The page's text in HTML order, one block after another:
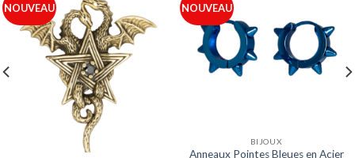
NOUVEAU
à ma
liste
BIJOUX
Anneaux Acier Ligne Bleue en
NOUVEAU
liste
BIJOUX
Anneaux Noirs Design Crâne en